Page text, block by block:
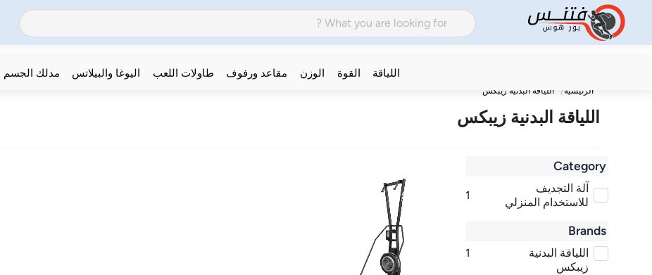
اللياقة القوة الوزن مقاعد ورفوف طاولات اللعب اليوغا والبيلاتس مدلك الجسم
الرئيسية اللياقة البدنية زيبكس
اللياقة البدنية زيبكس
Category
آلة التجديف
للاستخدام المنزلي
1
Brands
اللياقة البدنية
زيبكس
1